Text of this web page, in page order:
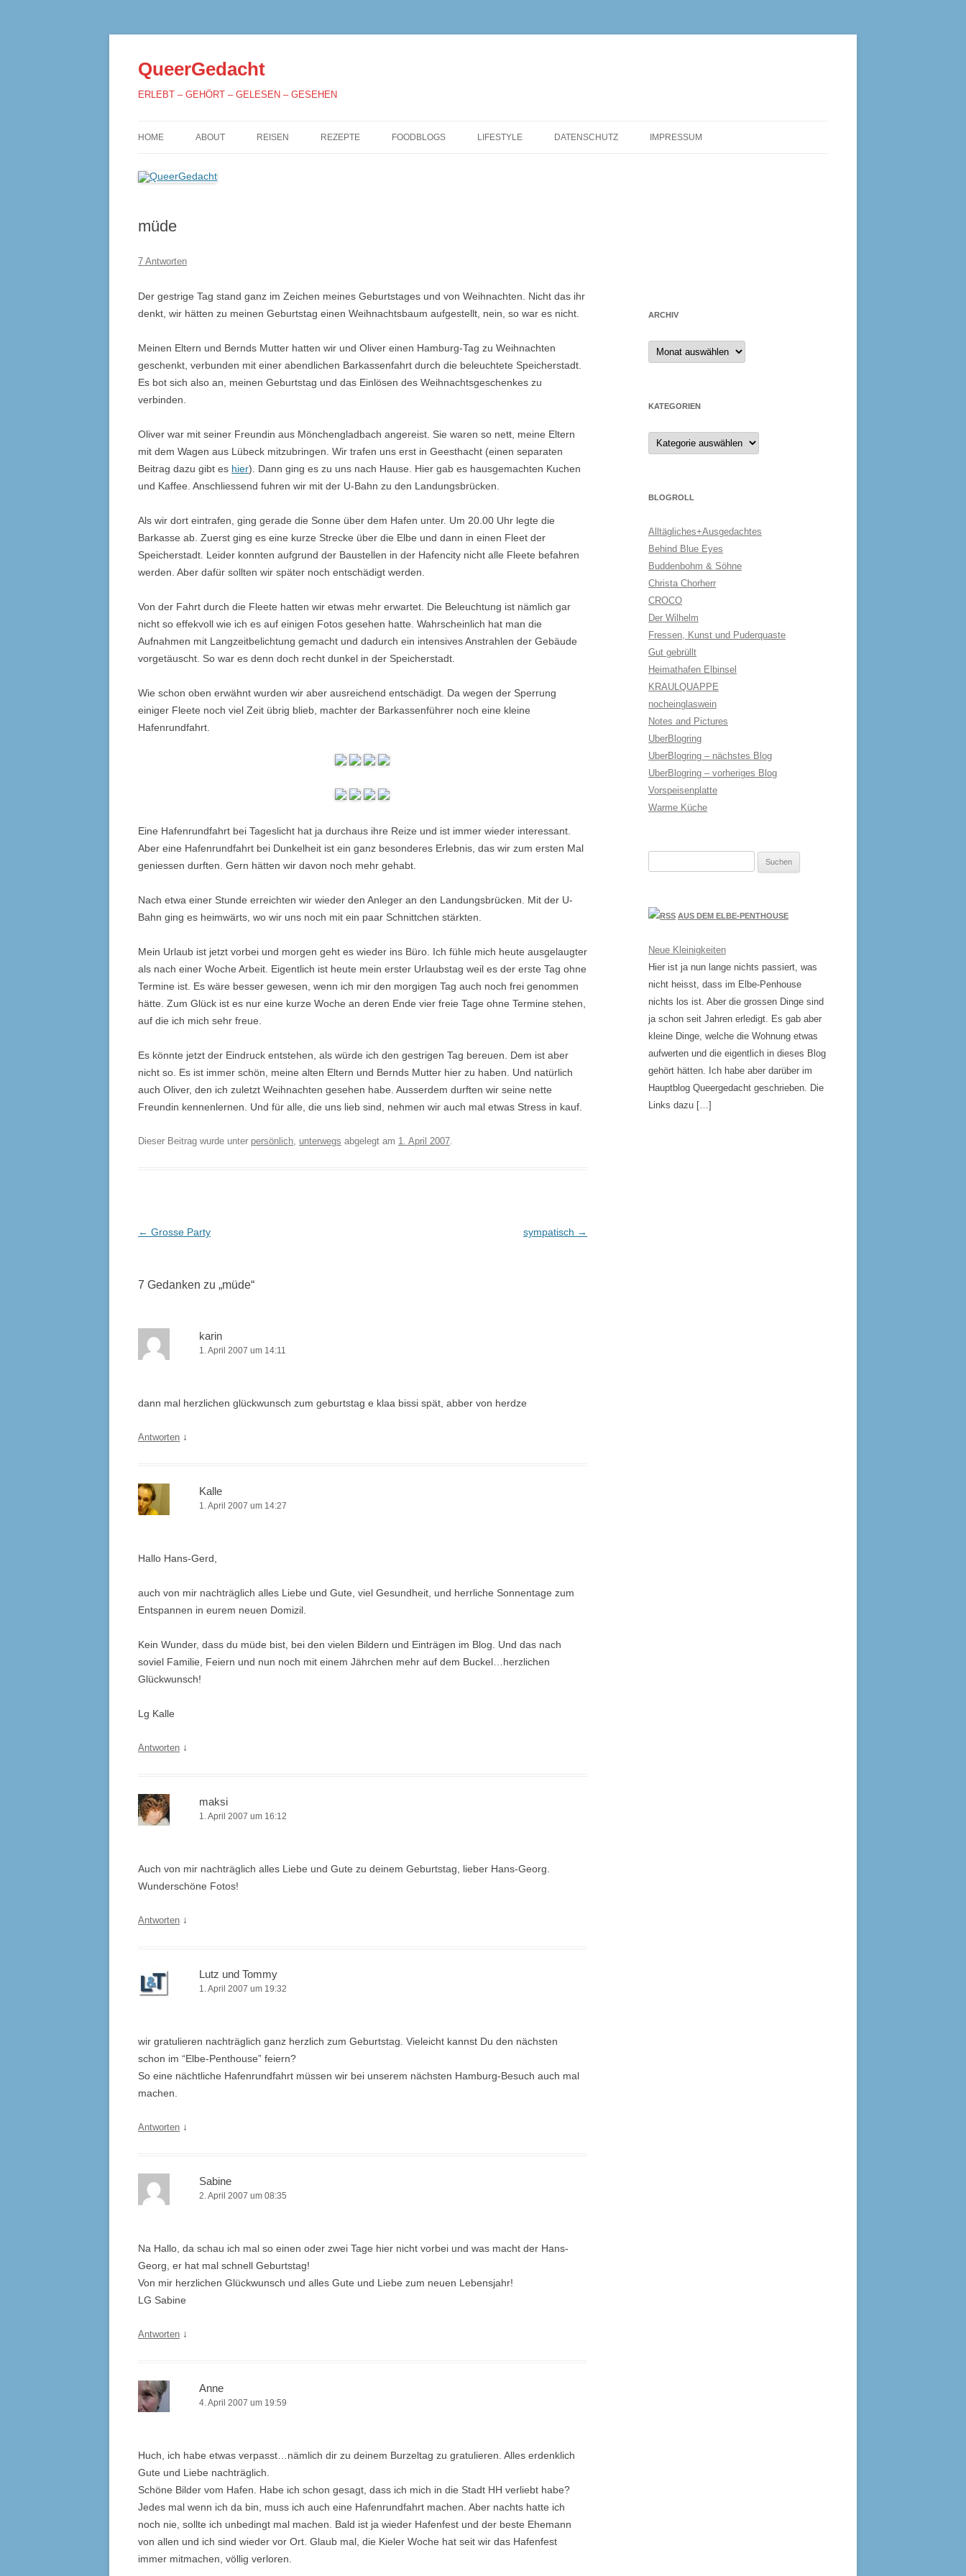
QueerGedacht
ERLEBT – GEHÖRT – GELESEN – GESEHEN
zum
HOME ABOUT REISEN REZEPTE FOODBLOGS LIFESTYLE DATENSCHUTZ IMPRESSUM
müde
7 Antworten
Der gestrige Tag stand ganz im Zeichen meines Geburtstages und von Weihnachten. Nicht das ihr
denkt, wir hätten zu meinen Geburtstag einen Weihnachtsbaum aufgestellt, nein, so war es nicht.
Meinen Eltern und Bernds Mutter hatten wir und Oliver einen Hamburg-Tag zu Weihnachten
geschenkt, verbunden mit einer abendlichen Barkassenfahrt durch die beleuchtete Speicherstadt.
Es bot sich also an, meinen Geburtstag und das Einlösen des Weihnachtsgeschenkes zu
verbinden.
Oliver war mit seiner Freundin aus Mönchengladbach angereist. Sie waren so nett, meine Eltern
mit dem Wagen aus Lübeck mitzubringen. Wir trafen uns erst in Geesthacht (einen separaten
Beitrag dazu gibt es hier). Dann ging es zu uns nach Hause. Hier gab es hausgemachten Kuchen
und Kaffee. Anschliessend fuhren wir mit der U-Bahn zu den Landungsbrücken.
Als wir dort eintrafen, ging gerade die Sonne über dem Hafen unter. Um 20.00 Uhr legte die
Barkasse ab. Zuerst ging es eine kurze Strecke über die Elbe und dann in einen Fleet der
Speicherstadt. Leider konnten aufgrund der Baustellen in der Hafencity nicht alle Fleete befahren
werden. Aber dafür sollten wir später noch entschädigt werden.
Von der Fahrt durch die Fleete hatten wir etwas mehr erwartet. Die Beleuchtung ist nämlich gar
nicht so effekvoll wie ich es auf einigen Fotos gesehen hatte. Wahrscheinlich hat man die
Aufnahmen mit Langzeitbelichtung gemacht und dadurch ein intensives Anstrahlen der Gebäude
vorgetäuscht. So war es denn doch recht dunkel in der Speicherstadt.
Wie schon oben erwähnt wurden wir aber ausreichend entschädigt. Da wegen der Sperrung
einiger Fleete noch viel Zeit übrig blieb, machter der Barkassenführer noch eine kleine
Hafenrundfahrt.
Eine Hafenrundfahrt bei Tageslicht hat ja durchaus ihre Reize und ist immer wieder interessant.
Aber eine Hafenrundfahrt bei Dunkelheit ist ein ganz besonderes Erlebnis, das wir zum ersten Mal
geniessen durften. Gern hätten wir davon noch mehr gehabt.
Nach etwa einer Stunde erreichten wir wieder den Anleger an den Landungsbrücken. Mit der U-
Bahn ging es heimwärts, wo wir uns noch mit ein paar Schnittchen stärkten.
Mein Urlaub ist jetzt vorbei und morgen geht es wieder ins Büro. Ich fühle mich heute ausgelaugter
als nach einer Woche Arbeit. Eigentlich ist heute mein erster Urlaubstag weil es der erste Tag ohne
Termine ist. Es wäre besser gewesen, wenn ich mir den morgigen Tag auch noch frei genommen
hätte. Zum Glück ist es nur eine kurze Woche an deren Ende vier freie Tage ohne Termine stehen,
auf die ich mich sehr freue.
Es könnte jetzt der Eindruck entstehen, als würde ich den gestrigen Tag bereuen. Dem ist aber
nicht so. Es ist immer schön, meine alten Eltern und Bernds Mutter hier zu haben. Und natürlich
auch Oliver, den ich zuletzt Weihnachten gesehen habe. Ausserdem durften wir seine nette
Freundin kennenlernen. Und für alle, die uns lieb sind, nehmen wir auch mal etwas Stress in kauf.
Dieser Beitrag wurde unter persönlich, unterwegs abgelegt am 1. April 2007.
Beitrags-
← Grosse Party sympatisch →
7 Gedanken zu „müde“
karin
1. April 2007 um 14:11
dann mal herzlichen glückwunsch zum geburtstag e klaa bissi spät, abber von herdze
Antworten ↓
Kalle
1. April 2007 um 14:27
Hallo Hans-Gerd,
auch von mir nachträglich alles Liebe und Gute, viel Gesundheit, und herrliche Sonnentage zum
Entspannen in eurem neuen Domizil.
Kein Wunder, dass du müde bist, bei den vielen Bildern und Einträgen im Blog. Und das nach
soviel Familie, Feiern und nun noch mit einem Jährchen mehr auf dem Buckel…herzlichen
Glückwunsch!
Lg Kalle
Antworten ↓
maksi
1. April 2007 um 16:12
Auch von mir nachträglich alles Liebe und Gute zu deinem Geburtstag, lieber Hans-Georg.
Wunderschöne Fotos!
Antworten ↓
Lutz und Tommy
1. April 2007 um 19:32
wir gratulieren nachträglich ganz herzlich zum Geburtstag. Vieleicht kannst Du den nächsten
schon im “Elbe-Penthouse” feiern?
So eine nächtliche Hafenrundfahrt müssen wir bei unserem nächsten Hamburg-Besuch auch mal
machen.
Antworten ↓
Sabine
2. April 2007 um 08:35
Na Hallo, da schau ich mal so einen oder zwei Tage hier nicht vorbei und was macht der Hans-
Georg, er hat mal schnell Geburtstag!
Von mir herzlichen Glückwunsch und alles Gute und Liebe zum neuen Lebensjahr!
LG Sabine
Antworten ↓
Anne
4. April 2007 um 19:59
Huch, ich habe etwas verpasst…nämlich dir zu deinem Burzeltag zu gratulieren. Alles erdenklich
Gute und Liebe nachträglich.
Schöne Bilder vom Hafen. Habe ich schon gesagt, dass ich mich in die Stadt HH verliebt habe?
Jedes mal wenn ich da bin, muss ich auch eine Hafenrundfahrt machen. Aber nachts hatte ich
noch nie, sollte ich unbedingt mal machen. Bald ist ja wieder Hafenfest und der beste Ehemann
von allen und ich sind wieder vor Ort. Glaub mal, die Kieler Woche hat seit wir das Hafenfest
immer mitmachen, völlig verloren.
ARCHIV
Archiv
KATEGORIEN
Kategorien
BLOGROLL
Alltägliches+Ausgedachtes
Behind Blue Eyes
Buddenbohm & Söhne
Christa Chorherr
CROCO
Der Wilhelm
Fressen, Kunst und Puderquaste
Gut gebrüllt
Heimathafen Elbinsel
KRAULQUAPPE
nocheinglaswein
Notes and Pictures
UberBlogring
UberBlogring – nächstes Blog
UberBlogring – vorheriges Blog
Vorspeisenplatte
Warme Küche
AUS DEM ELBE-PENTHOUSE
Neue Kleinigkeiten
Hier ist ja nun lange nichts passiert, was
nicht heisst, dass im Elbe-Penhouse
nichts los ist. Aber die grossen Dinge sind
ja schon seit Jahren erledigt. Es gab aber
kleine Dinge, welche die Wohnung etwas
aufwerten und die eigentlich in dieses Blog
gehört hätten. Ich habe aber darüber im
Hauptblog Queergedacht geschrieben. Die
Links dazu […]